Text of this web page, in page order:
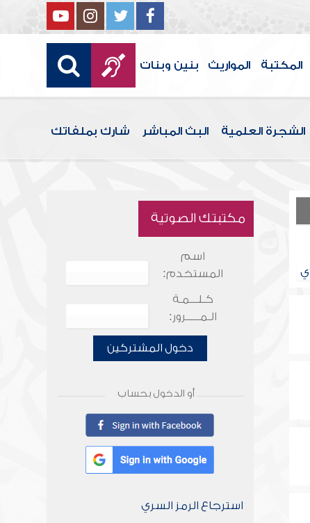
المكتبة المواريث بنين وبنات
الشجرة العلمية البث المباشر شارك بملفاتك
ي
مكتبتك الصوتية
اسم
المستخدم:
كـلـــمـة
الـمـــــرور:
دخول المشتركين
أو الدخول بحساب
استرجاع الرمز السري